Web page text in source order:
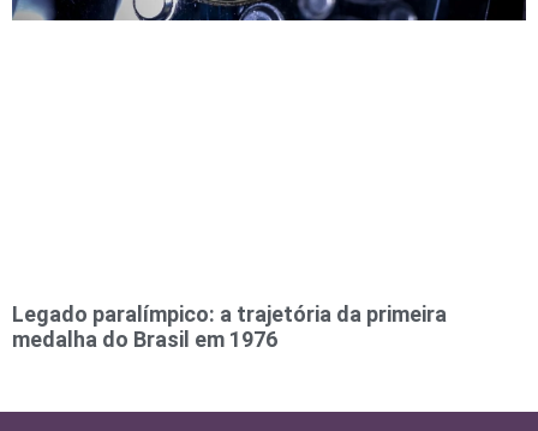
Legado paralímpico: a trajetória da primeira
medalha do Brasil em 1976